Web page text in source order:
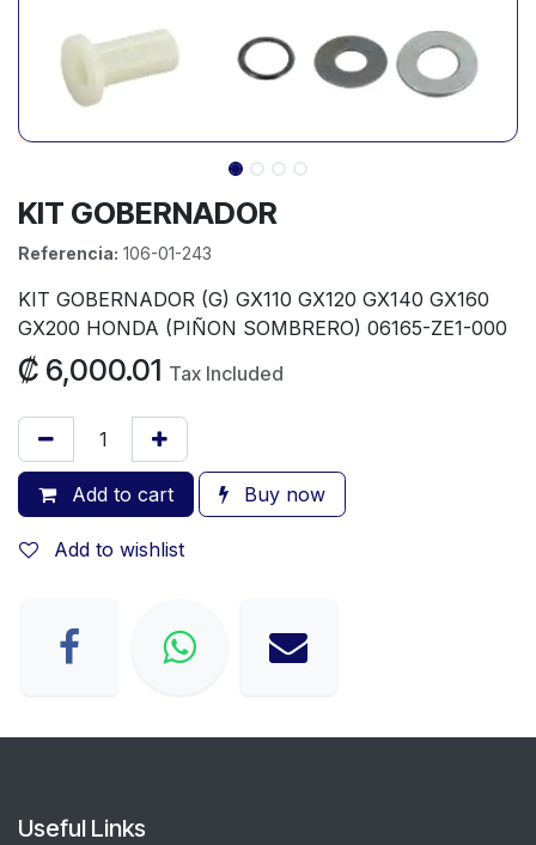
KIT GOBERNADOR
Referencia: 106-01-243
KIT GOBERNADOR (G) GX110 GX120 GX140 GX160
GX200 HONDA (PIÑON SOMBRERO) 06165-ZE1-000
₡ 6,000.01 Tax Included
Add to cart Buy now
Add to wishlist
Useful Links